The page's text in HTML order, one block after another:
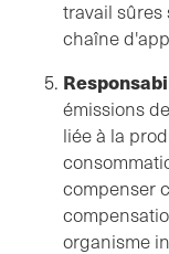
travail sûres
chaîne
émissions
liée à la
compenser
organisme